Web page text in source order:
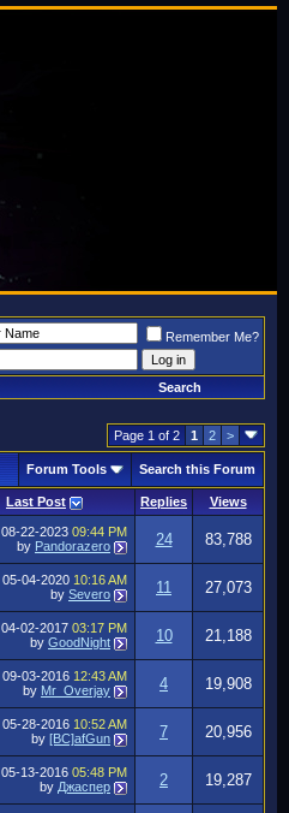
Remember Me?
Search
Page 1 of 2 1 2 >
Forum Tools Search this Forum
Last Post Replies Views
08-22-2023 09:44 PM
by Pandorazero 24 83,788
05-04-2020 10:16 AM
by Severo 11 27,073
04-02-2017 03:17 PM
by GoodNight 10 21,188
09-03-2016 12:43 AM
by Mr_Overjay 4 19,908
05-28-2016 10:52 AM
by [BC]afGun 7 20,956
05-13-2016 05:48 PM
by Джаспер 2 19,287